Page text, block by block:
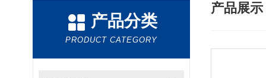
产品分类
PRODUCT CATEGORY
产品展示